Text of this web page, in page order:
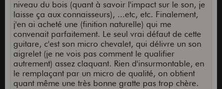
niveau du bois (quant à savoir l'impact sur le son, je
laisse ça aux connaisseurs), ...etc, etc. Finalement,
j'en ai acheté une (finition naturelle) qui me
convenait parfaitement. Le seul vrai défaut de cette
guitare, c'est son micro chevalet, qui délivre un son
aigrelet (je ne vois pas comment le qualifier
autrement) assez claquant. Rien d'insurmontable, en
le remplaçant par un micro de qualité, on obtient
quant même une très bonne gratte pas trop chère.